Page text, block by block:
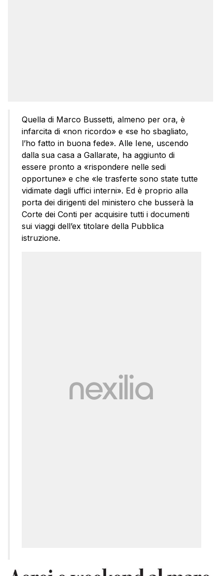
Quella di Marco Bussetti, almeno per ora, è
infarcita di «non ricordo» e «se ho sbagliato,
l’ho fatto in buona fede». Alle Iene, uscendo
dalla sua casa a Gallarate, ha aggiunto di
essere pronto a «rispondere nelle sedi
opportune» e che «le trasferte sono state tutte
vidimate dagli uffici interni». Ed è proprio alla
porta dei dirigenti del ministero che busserà la
Corte dei Conti per acquisire tutti i documenti
sui viaggi dell’ex titolare della Pubblica
istruzione.